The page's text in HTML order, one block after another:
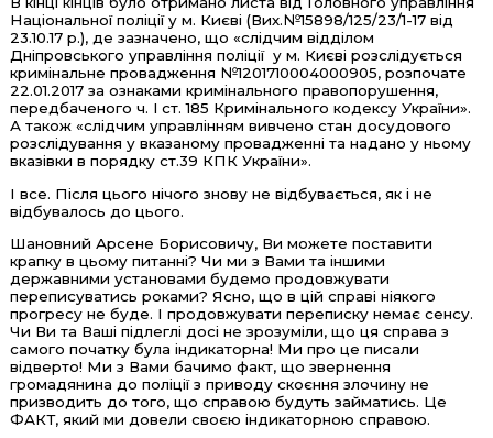
Національної поліції у м. Києві (Вих.№15898/125/23/1-17 від
23.10.17 р.), де зазначено, що «слідчим відділом
Дніпровського управління поліції у м. Києві розслідується
кримінальне провадження №1201710004000905, розпочате
22.01.2017 за ознаками кримінального правопорушення,
передбаченого ч. I ст. 185 Кримінального кодексу України».
А також «слідчим управлінням вивчено стан досудового
розслідування у вказаному провадженні та надано у ньому
вказівки в порядку ст.39 КПК України».
І все. Після цього нічого знову не відбувається, як і не
відбувалось до цього.
Шановний Арсене Борисовичу, Ви можете поставити
крапку в цьому питанні? Чи ми з Вами та іншими
державними установами будемо продовжувати
переписуватись роками? Ясно, що в цій справі ніякого
прогресу не буде. І продовжувати переписку немає сенсу.
Чи Ви та Ваші підлеглі досі не зрозуміли, що ця справа з
самого початку була індикаторна! Ми про це писали
відверто! Ми з Вами бачимо факт, що звернення
громадянина до поліції з приводу скоєння злочину не
призводить до того, що справою будуть займатись. Це
ФАКТ, який ми довели своєю індикаторною справою.